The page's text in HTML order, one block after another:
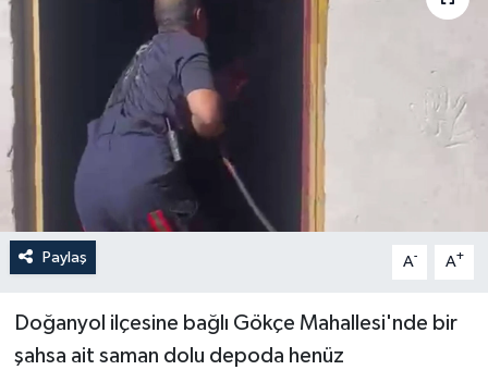
Paylaş A- A+
Doğanyol ilçesine bağlı Gökçe Mahallesi'nde bir
şahsa ait saman dolu depoda henüz
Anali̇z
Bi̇li̇m & Teknoloji̇
Eği̇ti̇m